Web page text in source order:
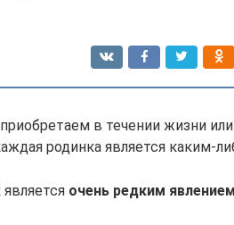
в течении жизни
родинка является каким-
очень редким явлением